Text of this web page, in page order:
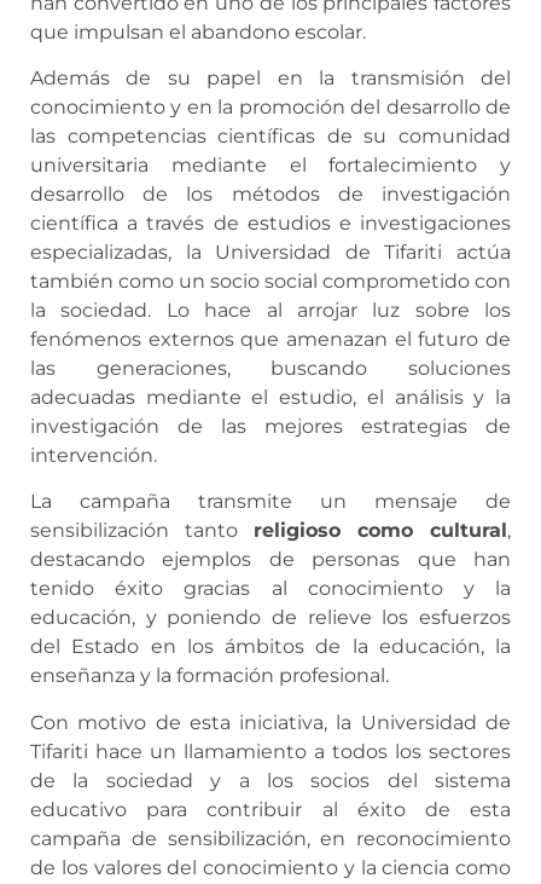
que impulsan el abandono escolar.
Además de su papel en la transmisión del
conocimiento y en la promoción del desarrollo de
las competencias científicas de su comunidad
universitaria mediante el fortalecimiento y
desarrollo de los métodos de investigación
científica a través de estudios e investigaciones
especializadas, la Universidad de Tifariti actúa
también como un socio social comprometido con
la sociedad. Lo hace al arrojar luz sobre los
fenómenos externos que amenazan el futuro de
las generaciones, buscando soluciones
adecuadas mediante el estudio, el análisis y la
investigación de las mejores estrategias de
intervención.
La campaña transmite un mensaje de
sensibilización tanto religioso como cultural ,
destacando ejemplos de personas que han
tenido éxito gracias al conocimiento y la
educación, y poniendo de relieve los esfuerzos
del Estado en los ámbitos de la educación, la
enseñanza y la formación profesional.
Con motivo de esta iniciativa, la Universidad de
Tifariti hace un llamamiento a todos los sectores
de la sociedad y a los socios del sistema
educativo para contribuir al éxito de esta
campaña de sensibilización, en reconocimiento
de los valores del conocimiento y la ciencia como